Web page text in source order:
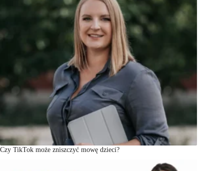
Czy TikTok może zniszczyć mowę dzieci?